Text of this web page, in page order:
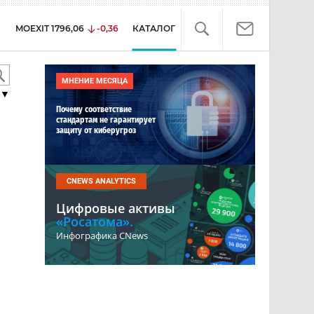
MOEXIT 1796,06 -0,36 КАТАЛОГ
▼
МНЕНИЕ МЕСЯЦА
Почему соответствие
стандартам не гарантирует
защиту от киберугроз
CNEWS ANALYTICS
Цифровые активы
«Росатома».
Инфографика CNews